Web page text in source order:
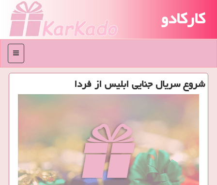
کارکادو
منو
شروع سریال جنایی ابلیس از فردا